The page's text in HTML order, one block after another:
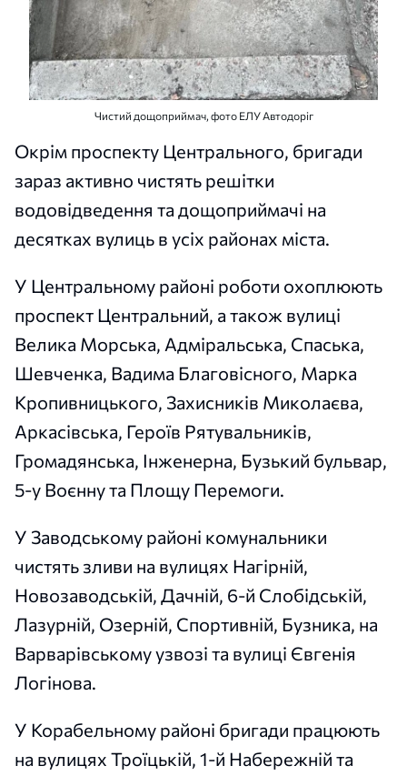
Чистий дощоприймач, фото ЕЛУ Автодоріг
Окрім проспекту Центрального, бригади
зараз активно чистять решітки
водовідведення та дощоприймачі на
десятках вулиць в усіх районах міста.
У Центральному районі роботи охоплюють
проспект Центральний, а також вулиці
Велика Морська, Адміральська, Спаська,
Шевченка, Вадима Благовісного, Марка
Кропивницького, Захисників Миколаєва,
Аркасівська, Героїв Рятувальників,
Громадянська, Інженерна, Бузький бульвар,
5-у Воєнну та Площу Перемоги.
У Заводському районі комунальники
чистять зливи на вулицях Нагірній,
Новозаводській, Дачній, 6-й Слобідській,
Лазурній, Озерній, Спортивній, Бузника, на
Варварівському узвозі та вулиці Євгенія
Логінова.
У Корабельному районі бригади працюють
на вулицях Троїцькій, 1-й Набережній та